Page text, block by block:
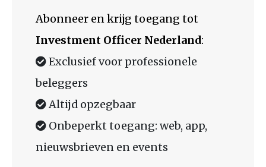
Abonneer en krijg toegang tot
Investment Officer Nederland:
Exclusief voor professionele
beleggers
Altijd opzegbaar
Onbeperkt toegang: web, app,
nieuwsbrieven en events